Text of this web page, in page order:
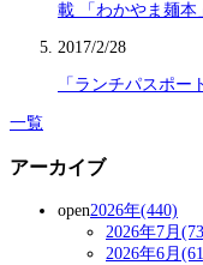
載 「わかやま麺本
2017/2/28
「ランチパスポ
一覧
アーカイブ
open2026年(440)
2026年7月
2026年6月